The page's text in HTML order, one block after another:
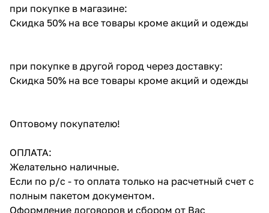
при покупке в магазине:
Скидка 50% на все товары кроме акций и одежды
при покупке в другой город через доставку:
Скидка 50% на все товары кроме акций и одежды
Оптовому покупателю!
ОПЛАТА:
Желательно наличные.
Если по р/с - то оплата только на расчетный счет с
полным пакетом документом.
Оформление договоров и сбором от Вас